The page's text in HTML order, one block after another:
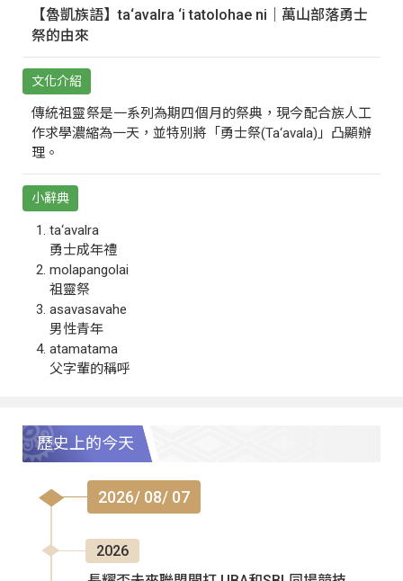
【魯凱族語】ta‘avalra ‘i tatolohae ni｜萬山部落勇士
祭的由來
文化介紹
傳統祖靈祭是一系列為期四個月的祭典，現今配合族人工
作求學濃縮為一天，並特別將「勇士祭(Ta‘avala)」凸顯辦
理。
小辭典
ta‘avalra
勇士成年禮
molapangolai
祖靈祭
asavasavahe
男性青年
atamatama
父字輩的稱呼
歷史上的今天
2026/ 08/ 07
2026